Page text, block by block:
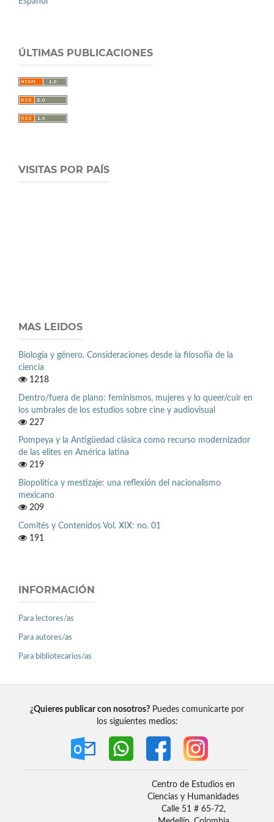
ÚLTIMAS PUBLICACIONES
VISITAS POR PAÍS
MAS LEIDOS
Biología y género. Consideraciones desde la filosofía de la
ciencia
1218
Dentro/fuera de plano: feminismos, mujeres y lo queer/cuir en
los umbrales de los estudios sobre cine y audiovisual
227
Pompeya y la Antigüedad clásica como recurso modernizador
de las elites en América latina
219
Biopolítica y mestizaje: una reflexión del nacionalismo
mexicano
209
Comités y Contenidos Vol. XIX: no. 01
191
INFORMACIÓN
Para lectores/as
Para autores/as
Para bibliotecarios/as
¿Quieres publicar con nosotros? Puedes comunicarte por
los siguientes medios:
Centro de Estudios en
Ciencias y Humanidades
Calle 51 # 65-72,